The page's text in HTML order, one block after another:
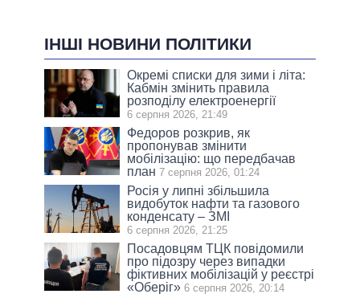
ІНШІ НОВИНИ ПОЛІТИКИ
Окремі списки для зими і літа:
Кабмін змінить правила
розподілу електроенергії
6 серпня 2026, 21:49
Федоров розкрив, як
пропонував змінити
мобілізацію: що передбачав
план 7 серпня 2026, 01:24
Росія у липні збільшила
видобуток нафти та газового
конденсату – ЗМІ
6 серпня 2026, 21:25
Посадовцям ТЦК повідомили
про підозру через випадки
фіктивних мобілізацій у реєстрі
«Оберіг» 6 серпня 2026, 20:14